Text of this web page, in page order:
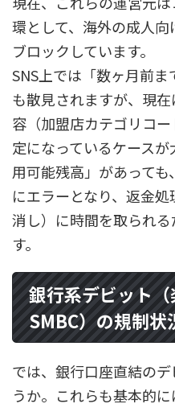
環として、海外の成人
ブロックしています。
SNS上では「数ヶ月前
も散見されますが、現
容（加盟店カテゴリコ
定になっているケース
用可能残高」があって
にエラーとなり、返金
消し）に時間を取られ
す。
銀行系デビット
SMBC）の規制状
では、銀行口座直結の
うか。これらも基本的